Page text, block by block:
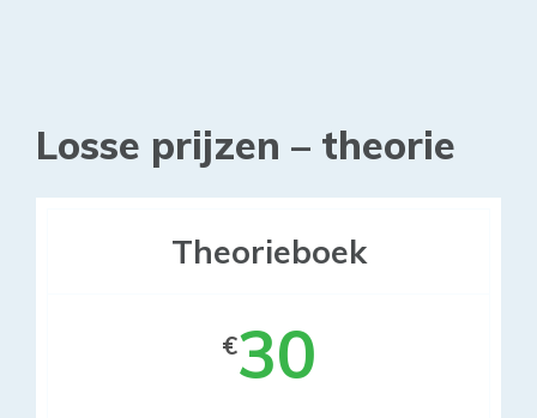
Losse prijzen – theorie
Theorieboek
€30